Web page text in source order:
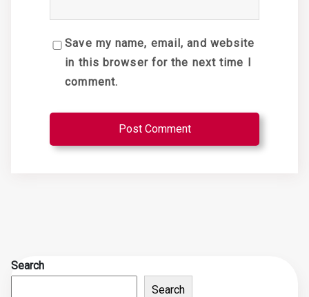
Save my name, email, and website
in this browser for the next time I
comment.
Search
Search